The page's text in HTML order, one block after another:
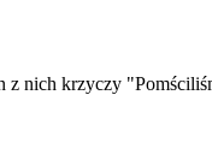
z nich krzyczy